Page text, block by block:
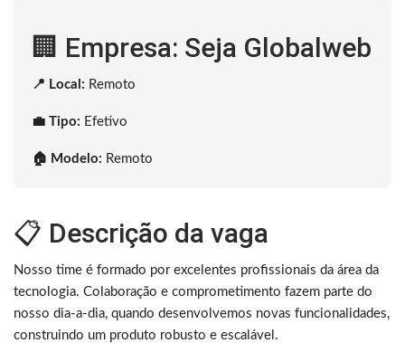
🏢 Empresa: Seja Globalweb
📍 Local: Remoto
💼 Tipo: Efetivo
🏠 Modelo: Remoto
📋 Descrição da vaga
Nosso time é formado por excelentes profissionais da área da
tecnologia. Colaboração e comprometimento fazem parte do
nosso dia-a-dia, quando desenvolvemos novas funcionalidades,
construindo um produto robusto e escalável.